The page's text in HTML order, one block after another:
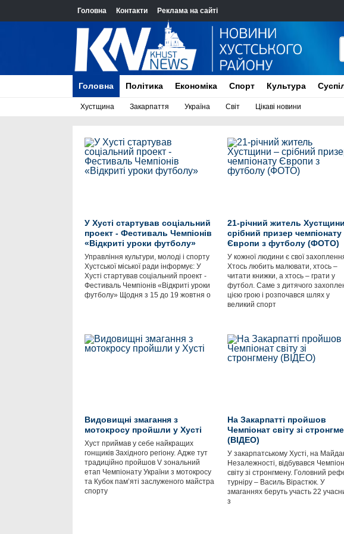
Головна Контакти Реклама на сайті
Головна
Хустщина Закарпаття Україна Світ Цікаві новини
Політика Економіка Спорт Культура
У Хусті стартував соціальний
проект - Фестиваль Чемпіонів
«Відкриті уроки футболу»
Управління культури, молоді і спорту
Хустської міської ради інформує: У
Хусті стартував соціальний проект -
Фестиваль Чемпіонів «Відкриті уроки
футболу» Щодня з 15 до 19 жовтня о
21-річний житель
срібний призер чемпіонату
Європи з футболу (ФОТО)
У кожної людини є свої
Хтось любить малювати, хтось –
читати книжки, а хтось – грати у
футбол. Саме з дитячого
цією грою і розпочався шлях у
великий спорт
Видовищні змагання з
мотокросу пройшли у Хусті
Хуст приймав у себе найкращих
гонщиків Західного регіону. Адже тут
традиційно пройшов V зональний
етап Чемпіонату України з мотокросу
та Кубок пам’яті заслуженого майстра
спорту
На Закарпатті пройшов
Чемпіонат світу зі
(ВІДЕО)
У закарпатському Хусті, на
Незалежності, відбувався
світу зі стронгмену. Головний
турніру – Василь Вірастюк. У
змаганнях беруть участь 22
з